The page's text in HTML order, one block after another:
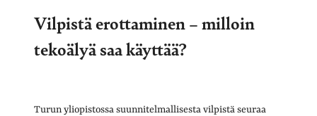
Vilpistä erottaminen – milloin
tekoälyä saa käyttää?
Turun yliopistossa suunnitelmallisesta vilpistä seuraa